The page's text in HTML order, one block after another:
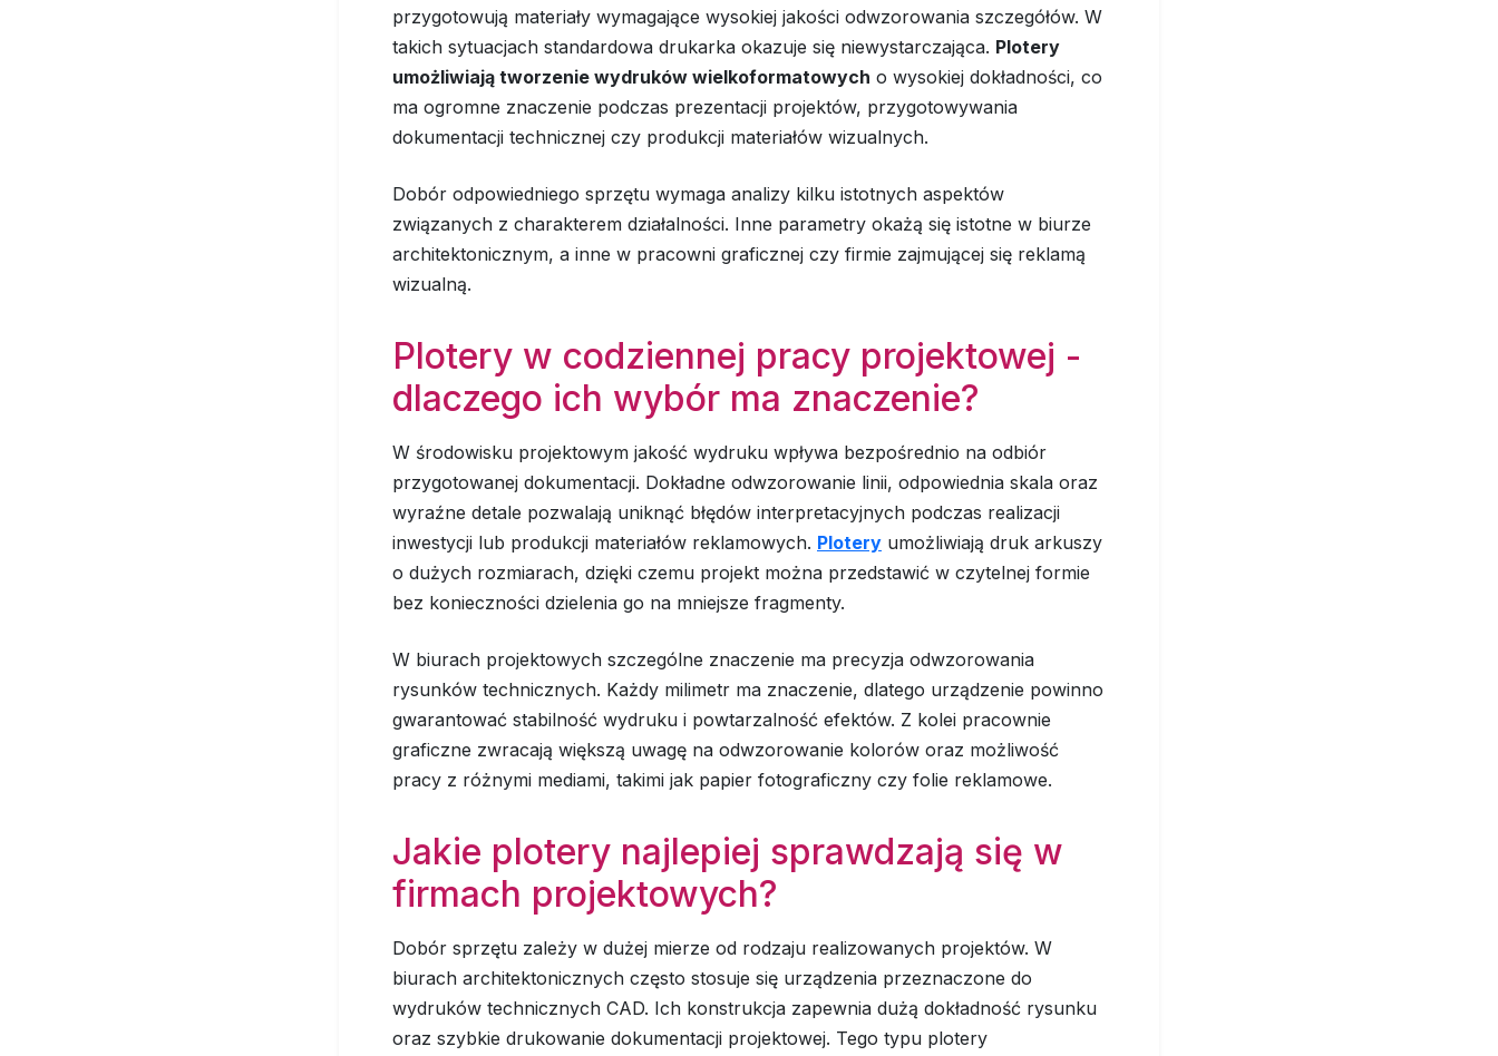
przygotowują materiały wymagające wysokiej jakości odwzorowania szczegółów. W
takich sytuacjach standardowa drukarka okazuje się niewystarczająca. Plotery
umożliwiają tworzenie wydruków wielkoformatowych o wysokiej dokładności, co
ma ogromne znaczenie podczas prezentacji projektów, przygotowywania
dokumentacji technicznej czy produkcji materiałów wizualnych.
Dobór odpowiedniego sprzętu wymaga analizy kilku istotnych aspektów
związanych z charakterem działalności. Inne parametry okażą się istotne w biurze
architektonicznym, a inne w pracowni graficznej czy firmie zajmującej się reklamą
wizualną.
Plotery w codziennej pracy projektowej -
dlaczego ich wybór ma znaczenie?
W środowisku projektowym jakość wydruku wpływa bezpośrednio na odbiór
przygotowanej dokumentacji. Dokładne odwzorowanie linii, odpowiednia skala oraz
wyraźne detale pozwalają uniknąć błędów interpretacyjnych podczas realizacji
inwestycji lub produkcji materiałów reklamowych. Plotery umożliwiają druk arkuszy
o dużych rozmiarach, dzięki czemu projekt można przedstawić w czytelnej formie
bez konieczności dzielenia go na mniejsze fragmenty.
W biurach projektowych szczególne znaczenie ma precyzja odwzorowania
rysunków technicznych. Każdy milimetr ma znaczenie, dlatego urządzenie powinno
gwarantować stabilność wydruku i powtarzalność efektów. Z kolei pracownie
graficzne zwracają większą uwagę na odwzorowanie kolorów oraz możliwość
pracy z różnymi mediami, takimi jak papier fotograficzny czy folie reklamowe.
Jakie plotery najlepiej sprawdzają się w
firmach projektowych?
Dobór sprzętu zależy w dużej mierze od rodzaju realizowanych projektów. W
biurach architektonicznych często stosuje się urządzenia przeznaczone do
wydruków technicznych CAD. Ich konstrukcja zapewnia dużą dokładność rysunku
oraz szybkie drukowanie dokumentacji projektowej. Tego typu plotery